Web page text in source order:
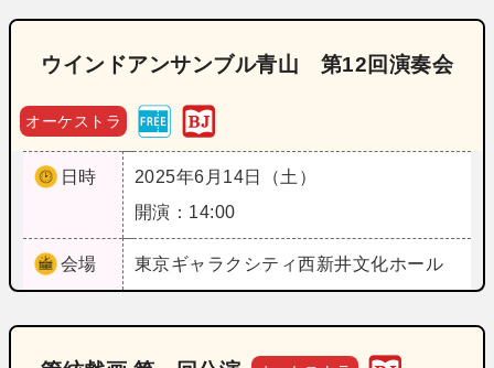
ウインドアンサンブル青山 第12回演奏会
オーケストラ
日時
2025年6月14日（土）
開演：14:00
会場 東京ギャラクシティ西新井文化ホール